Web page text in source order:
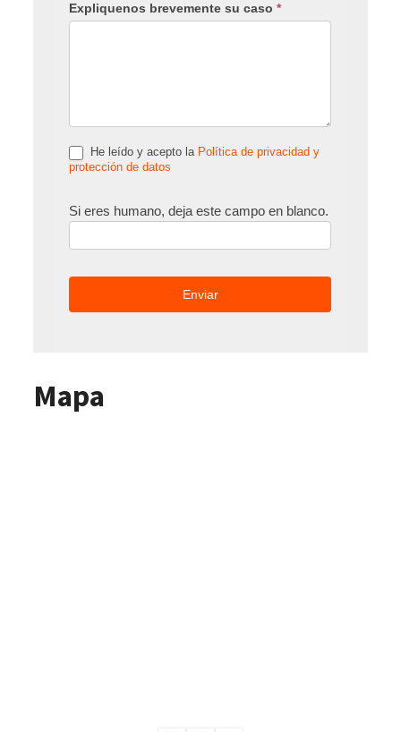
Expliquenos brevemente su caso*
He leído y acepto la Política de privacidad y
protección de datos
Si eres humano, deja este campo en blanco.
Mapa